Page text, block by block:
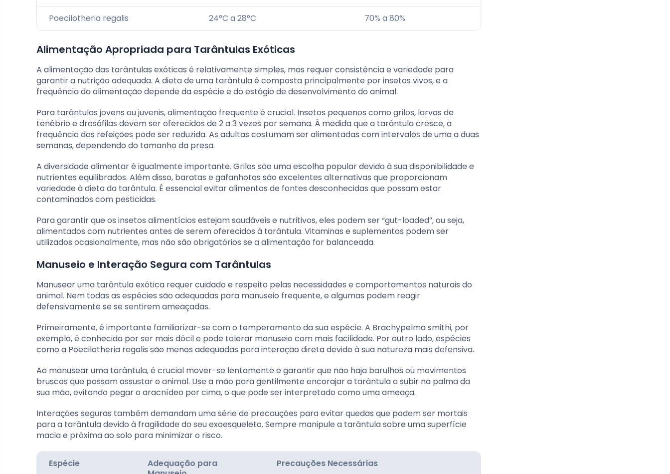
Poecilotheria regalis 24°C a 28°C 70% a 80%
Alimentação Apropriada para Tarântulas Exóticas
A alimentação das tarântulas exóticas é relativamente simples, mas requer consistência e variedade para
garantir a nutrição adequada. A dieta de uma tarântula é composta principalmente por insetos vivos, e a
frequência da alimentação depende da espécie e do estágio de desenvolvimento do animal.
Para tarântulas jovens ou juvenis, alimentação frequente é crucial. Insetos pequenos como grilos, larvas de
tenébrio e drosófilas devem ser oferecidos de 2 a 3 vezes por semana. À medida que a tarântula cresce, a
frequência das refeições pode ser reduzida. As adultas costumam ser alimentadas com intervalos de uma a duas
semanas, dependendo do tamanho da presa.
A diversidade alimentar é igualmente importante. Grilos são uma escolha popular devido à sua disponibilidade e
nutrientes equilibrados. Além disso, baratas e gafanhotos são excelentes alternativas que proporcionam
variedade à dieta da tarântula. É essencial evitar alimentos de fontes desconhecidas que possam estar
contaminados com pesticidas.
Para garantir que os insetos alimentícios estejam saudáveis e nutritivos, eles podem ser “gut-loaded”, ou seja,
alimentados com nutrientes antes de serem oferecidos à tarântula. Vitaminas e suplementos podem ser
utilizados ocasionalmente, mas não são obrigatórios se a alimentação for balanceada.
Manuseio e Interação Segura com Tarântulas
Manusear uma tarântula exótica requer cuidado e respeito pelas necessidades e comportamentos naturais do
animal. Nem todas as espécies são adequadas para manuseio frequente, e algumas podem reagir
defensivamente se se sentirem ameaçadas.
Primeiramente, é importante familiarizar-se com o temperamento da sua espécie. A Brachypelma smithi, por
exemplo, é conhecida por ser mais dócil e pode tolerar manuseio com mais facilidade. Por outro lado, espécies
como a Poecilotheria regalis são menos adequadas para interação direta devido à sua natureza mais defensiva.
Ao manusear uma tarântula, é crucial mover-se lentamente e garantir que não haja barulhos ou movimentos
bruscos que possam assustar o animal. Use a mão para gentilmente encorajar a tarântula a subir na palma da
sua mão, evitando pegar o aracnídeo por cima, o que pode ser interpretado como uma ameaça.
Interações seguras também demandam uma série de precauções para evitar quedas que podem ser mortais
para a tarântula devido à fragilidade do seu exoesqueleto. Sempre manipule a tarântula sobre uma superfície
macia e próxima ao solo para minimizar o risco.
Espécie
Adequação para
Precauções Necessárias